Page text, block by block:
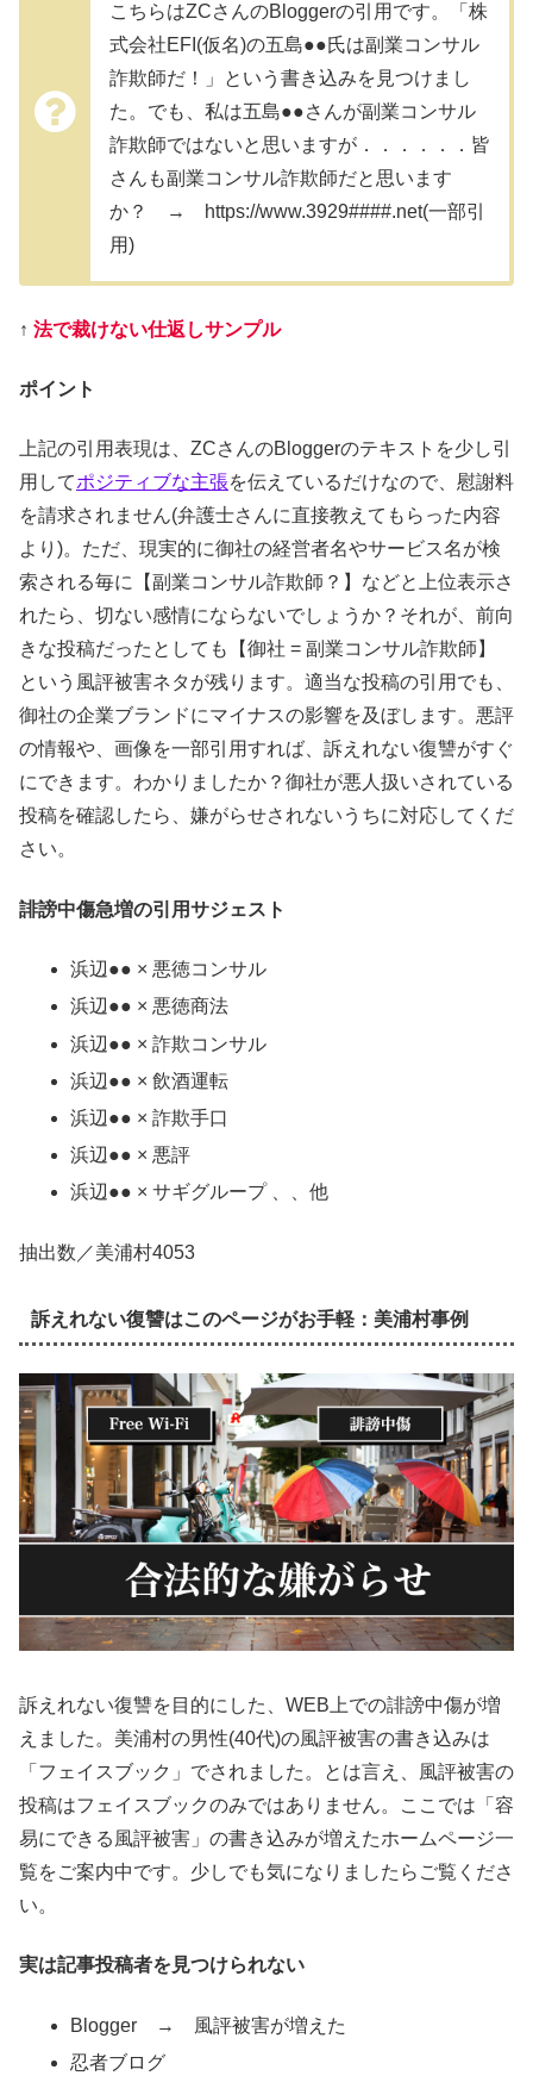
こちらはZCさんのBloggerの引用です。「株
式会社EFI(仮名)の五島●●氏は副業コンサル
詐欺師だ！」という書き込みを見つけまし
た。でも、私は五島●●さんが副業コンサル
詐欺師ではないと思いますが．．．．．．皆
さんも副業コンサル詐欺師だと思います
か？ → https://www.3929####.net(一部引
用)
↑ 法で裁けない仕返しサンプル
ポイント
上記の引用表現は、ZCさんのBloggerのテキストを少し引
用してポジティブな主張を伝えているだけなので、慰謝料
を請求されません(弁護士さんに直接教えてもらった内容
より)。ただ、現実的に御社の経営者名やサービス名が検
索される毎に【副業コンサル詐欺師？】などと上位表示さ
れたら、切ない感情にならないでしょうか？それが、前向
きな投稿だったとしても【御社 = 副業コンサル詐欺師】
という風評被害ネタが残ります。適当な投稿の引用でも、
御社の企業ブランドにマイナスの影響を及ぼします。悪評
の情報や、画像を一部引用すれば、訴えれない復讐がすぐ
にできます。わかりましたか？御社が悪人扱いされている
投稿を確認したら、嫌がらせされないうちに対応してくだ
さい。
誹謗中傷急増の引用サジェスト
浜辺●● × 悪徳コンサル
浜辺●● × 悪徳商法
浜辺●● × 詐欺コンサル
浜辺●● × 飲酒運転
浜辺●● × 詐欺手口
浜辺●● × 悪評
浜辺●● × サギグループ 、、他
抽出数／美浦村4053
訴えれない復讐はこのページがお手軽：美浦村事例
訴えれない復讐を目的にした、WEB上での誹謗中傷が増
えました。美浦村の男性(40代)の風評被害の書き込みは
「フェイスブック」でされました。とは言え、風評被害の
投稿はフェイスブックのみではありません。ここでは「容
易にできる風評被害」の書き込みが増えたホームページ一
覧をご案内中です。少しでも気になりましたらご覧くださ
い。
実は記事投稿者を見つけられない
Blogger → 風評被害が増えた
忍者ブログ